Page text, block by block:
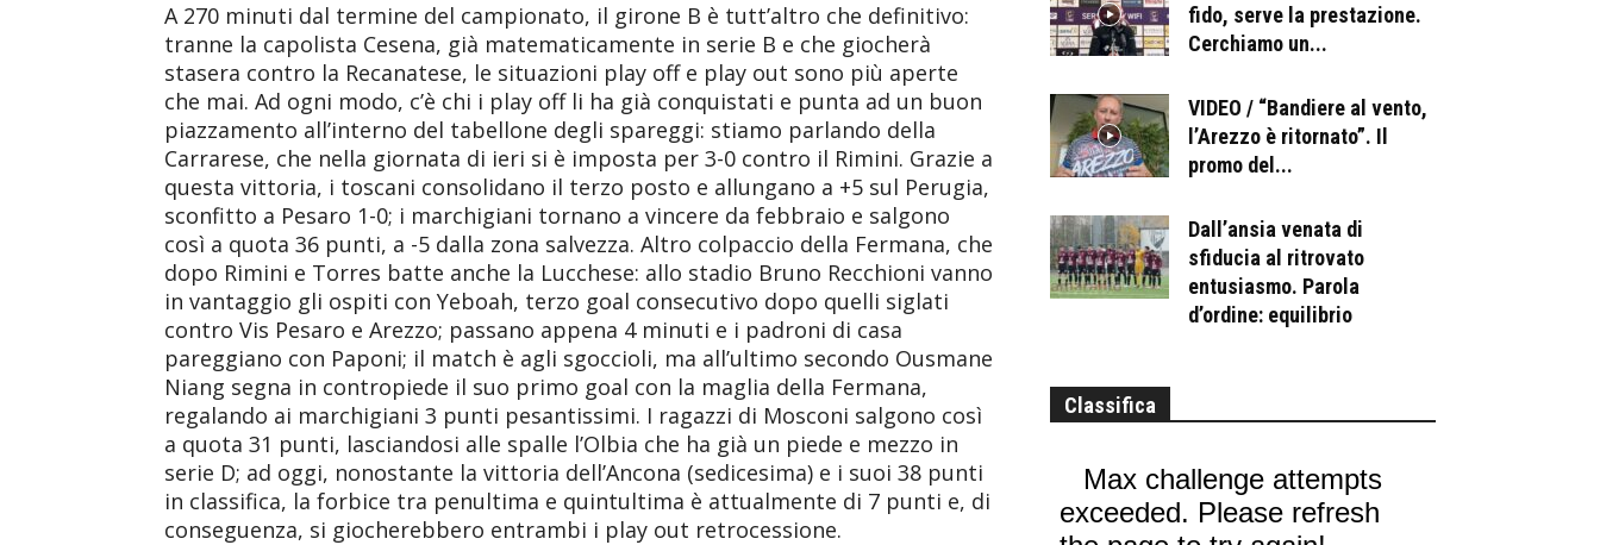
A 270 minuti dal termine del campionato, il girone B è tutt’altro che definitivo:
tranne la capolista Cesena, già matematicamente in serie B e che giocherà
stasera contro la Recanatese, le situazioni play off e play out sono più aperte
che mai. Ad ogni modo, c’è chi i play off li ha già conquistati e punta ad un buon
piazzamento all’interno del tabellone degli spareggi: stiamo parlando della
Carrarese, che nella giornata di ieri si è imposta per 3-0 contro il Rimini. Grazie a
questa vittoria, i toscani consolidano il terzo posto e allungano a +5 sul Perugia,
sconfitto a Pesaro 1-0; i marchigiani tornano a vincere da febbraio e salgono
così a quota 36 punti, a -5 dalla zona salvezza. Altro colpaccio della Fermana, che
dopo Rimini e Torres batte anche la Lucchese: allo stadio Bruno Recchioni vanno
in vantaggio gli ospiti con Yeboah, terzo goal consecutivo dopo quelli siglati
contro Vis Pesaro e Arezzo; passano appena 4 minuti e i padroni di casa
pareggiano con Paponi; il match è agli sgoccioli, ma all’ultimo secondo Ousmane
Niang segna in contropiede il suo primo goal con la maglia della Fermana,
regalando ai marchigiani 3 punti pesantissimi. I ragazzi di Mosconi salgono così
a quota 31 punti, lasciandosi alle spalle l’Olbia che ha già un piede e mezzo in
serie D; ad oggi, nonostante la vittoria dell’Ancona (sedicesima) e i suoi 38 punti
in classifica, la forbice tra penultima e quintultima è attualmente di 7 punti e, di
conseguenza, si giocherebbero entrambi i play out retrocessione.
fido, serve la prestazione.
Cerchiamo un...
VIDEO / “Bandiere al vento,
l’Arezzo è ritornato”. Il
promo del...
Dall’ansia venata di
sfiducia al ritrovato
entusiasmo. Parola
d’ordine: equilibrio
Classifica